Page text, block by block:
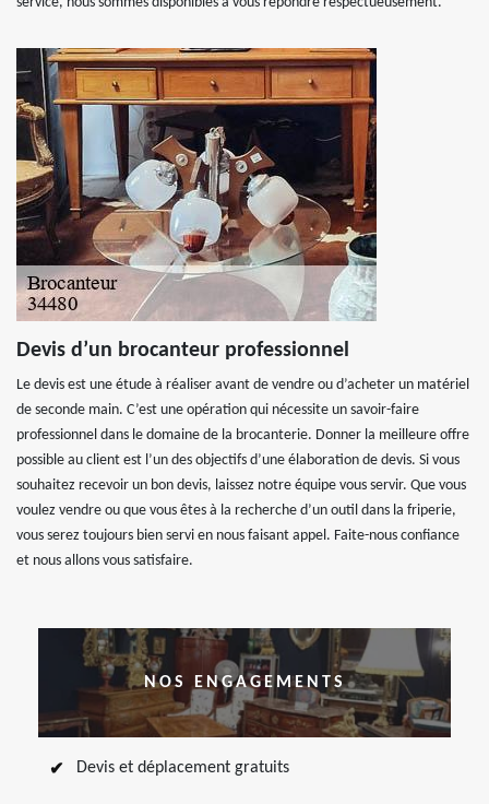
Devis d’un brocanteur professionnel
Le devis est une étude à réaliser avant de vendre ou d’acheter un matériel
de seconde main. C’est une opération qui nécessite un savoir-faire
professionnel dans le domaine de la brocanterie. Donner la meilleure offre
possible au client est l’un des objectifs d’une élaboration de devis. Si vous
souhaitez recevoir un bon devis, laissez notre équipe vous servir. Que vous
voulez vendre ou que vous êtes à la recherche d’un outil dans la friperie,
vous serez toujours bien servi en nous faisant appel. Faite-nous confiance
et nous allons vous satisfaire.
NOS ENGAGEMENTS
Devis et déplacement gratuits